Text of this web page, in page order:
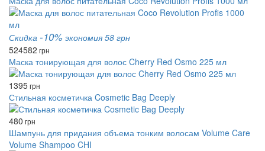
Скидка -10% экономия 58 грн
524582 грн
Маска тонирующая для волос Cherry Red Osmo 225 мл
1395грн
Стильная косметичка Cosmetic Bag Deeply
480 грн
Шампунь для придания объема тонким волосам Volume Care
Volume Shampoo CHI